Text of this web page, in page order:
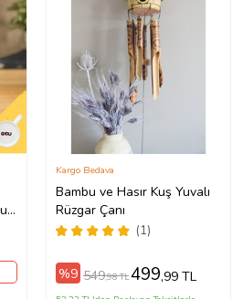
Bambu ve Hasır Kuş Yuvalı
Rüzgar Çanı
(1)
Kargo Bedava
%9 549,98 TL499,99 TL